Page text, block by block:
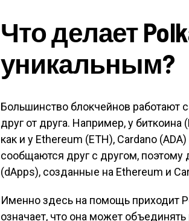
Что делает
уникальным?
Большинство блокчейнов работают
друг от друга. Например, у
как и у Ethereum (ETH), Cardano
сообщаются друг с другом,
(dApps), созданные на Ethereum и
Именно здесь на помощь приходит
означает, что она может